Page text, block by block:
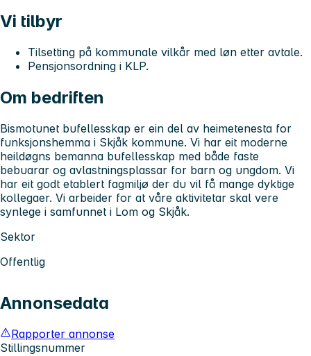
Vi tilbyr
Tilsetting på kommunale vilkår med løn etter avtale.
Pensjonsordning i KLP.
Om bedriften
Bismotunet bufellesskap er ein del av heimetenesta for
funksjonshemma i Skjåk kommune. Vi har eit moderne
heildøgns bemanna bufellesskap med både faste
bebuarar og avlastningsplassar for barn og ungdom. Vi
har eit godt etablert fagmiljø der du vil få mange dyktige
kollegaer. Vi arbeider for at våre aktivitetar skal vere
synlege i samfunnet i Lom og Skjåk.
Sektor
Offentlig
Annonsedata
Rapporter annonse
Stillingsnummer